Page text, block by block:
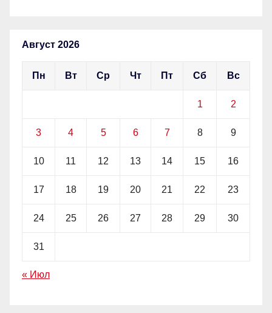
Август 2026
Пн Вт Ср Чт Пт Сб Вс
1 2
3 4 5 6 7 8 9
10 11 12 13 14 15 16
17 18 19 20 21 22 23
24 25 26 27 28 29 30
31
« Июл